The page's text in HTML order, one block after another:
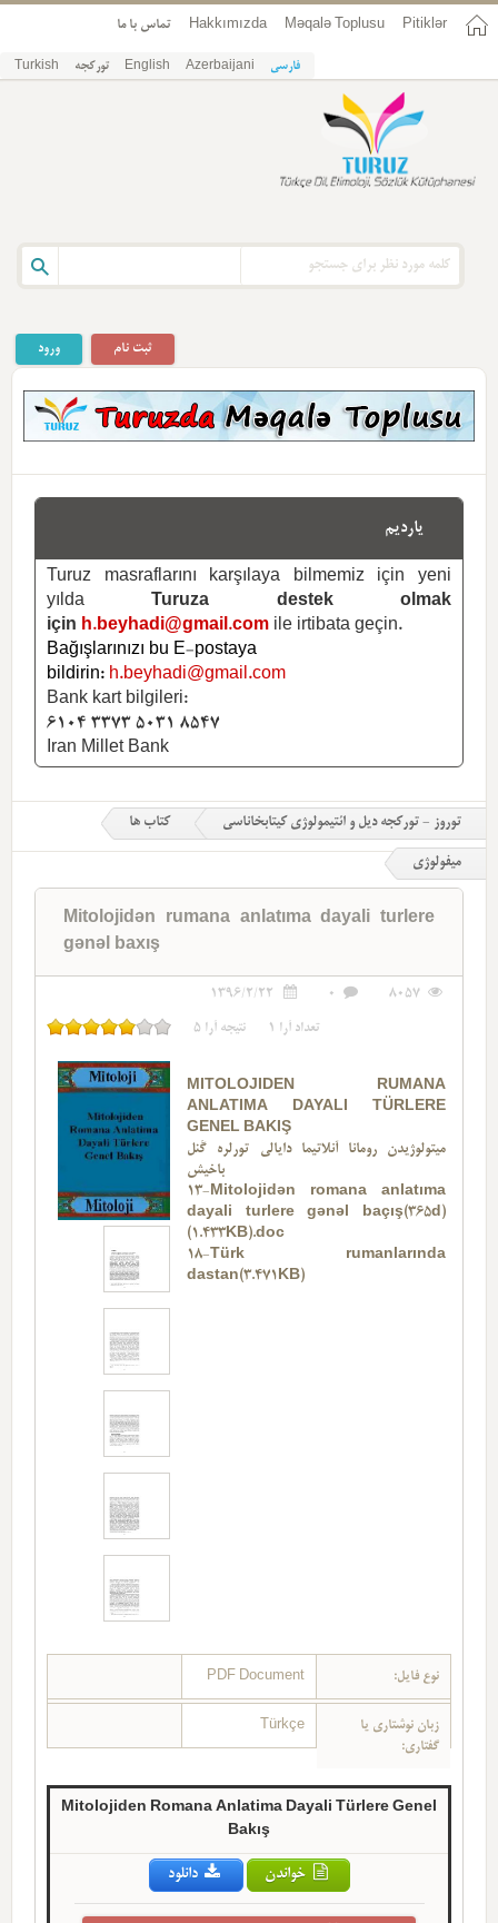
Pitiklər
Məqalə Toplusu
Hakkımızda تماس با ما
فارسی Azerbaijani
English تورکجه Turkish
ورود ثبت نام
یاردیم
Turuz masraflarını karşılaya bilmemiz için yeni
yılda
Turuza destek olmak
için h.beyhadi@gmail.com ile irtibata geçin.
Bağışlarınızı bu E-postaya
bildirin: h.beyhadi@gmail.com
Bank kart bilgileri:
6104 3373 5031 8547
Iran Millet Bank
توروز - تورکجه دیل و ائتیمولوژی کیتابخاناسی کتاب ها
میفولوژی
Mitolojidən rumana anlatıma dayali turlere
gənəl baxış
8057
0
1396/2/22
تعداد آرا 1 نتیجه آرا 5
MITOLOJIDEN RUMANA
ANLATIMA DAYALI TÜRLERE
GENEL BAKIŞ
میتولوژیدن رومانا آنلاتیما دایا‌لی تورلره گَنل
باخیش
13-Mitolojidən romana anlatıma
dayali turlere gənəl baçış(365d)
(1.433KB).doc
18-Türk rumanlarında
dastan(3.471KB)
نوع فایل: PDF Document
زبان نوشتاری یا
گفتاری:
Türkçe
Mitolojiden Romana Anlatima Dayali Türlere Genel
Bakış
خواندن دانلود